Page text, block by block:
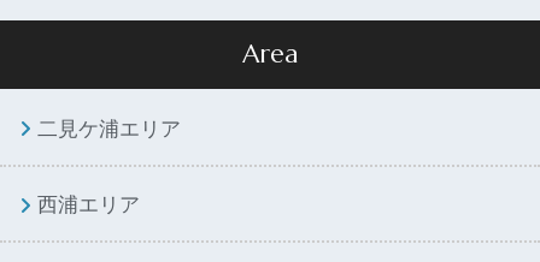
Area
二見ケ浦エリア
西浦エリア